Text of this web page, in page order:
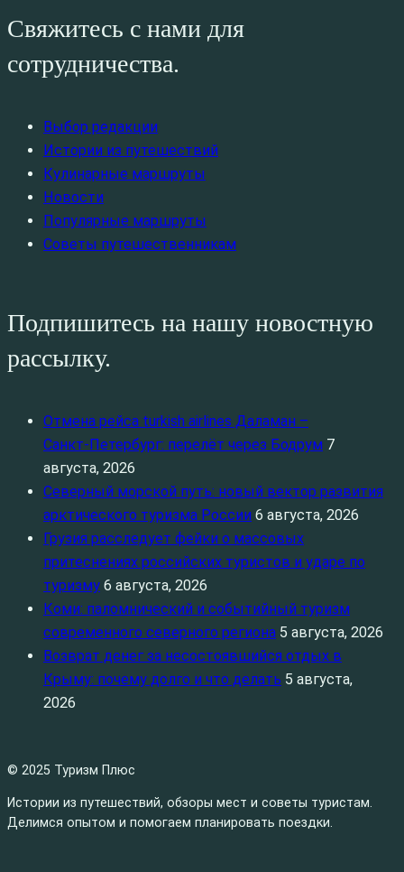
Свяжитесь с нами для
сотрудничества.
Выбор редакции
Истории из путешествий
Кулинарные маршруты
Новости
Популярные маршруты
Советы путешественникам
Подпишитесь на нашу новостную
рассылку.
Отмена рейса turkish airlines Даламан –
Санкт‑Петербург: перелёт через Бодрум 7
августа, 2026
Северный морской путь: новый вектор развития
арктического туризма России 6 августа, 2026
Грузия расследует фейки о массовых
притеснениях российских туристов и ударе по
туризму 6 августа, 2026
Коми: паломнический и событийный туризм
современного северного региона 5 августа, 2026
Возврат денег за несостоявшийся отдых в
Крыму: почему долго и что делать 5 августа,
2026
© 2025 Туризм Плюс
Истории из путешествий, обзоры мест и советы туристам.
Делимся опытом и помогаем планировать поездки.